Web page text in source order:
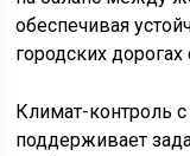
обеспечивая
городских
Климат-контроль
поддерживает